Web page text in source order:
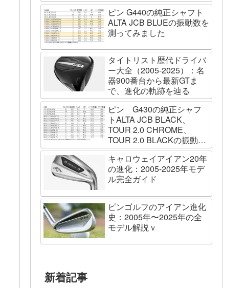
ピン G440の純正シャフト
ALTA JCB BLUEの振動数を
測ってみました
タイトリスト歴代ドライバ
ー大全（2005-2025）：名
器900番台から最新GTま
で、進化の軌跡を辿る
ピン G430の純正シャフ
トALTA JCB BLACK、
TOUR 2.0 CHROME、
TOUR 2.0 BLACKの振動数
を測ってみました
キャロウェイアイアン20年
の進化：2005-2025年モデ
ル完全ガイド
ピンゴルフのアイアン進化
史：2005年〜2025年の全
モデル解説ｖ
新着記事